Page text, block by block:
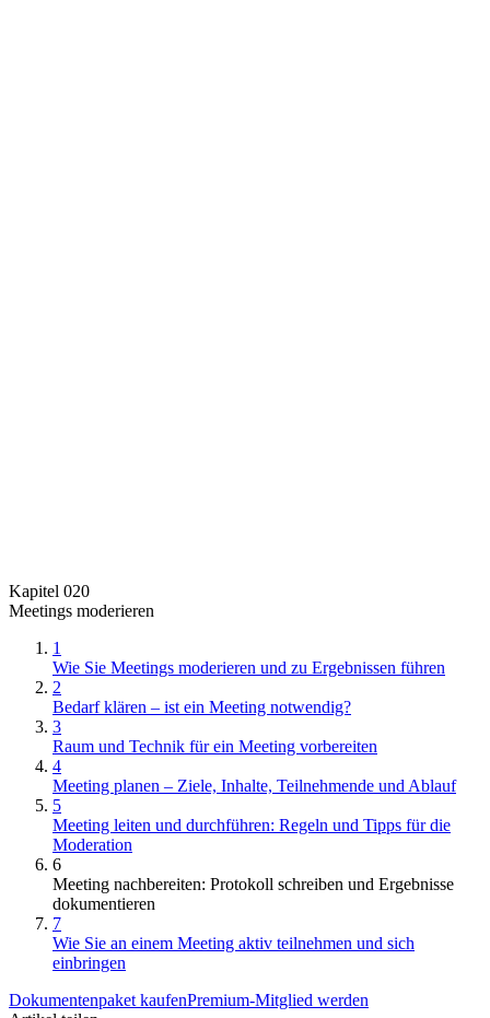
Kapitel 020
Meetings moderieren
1
Wie Sie Meetings moderieren und zu Ergebnissen führen
2
Bedarf klären – ist ein Meeting notwendig?
3
Raum und Technik für ein Meeting vorbereiten
4
Meeting planen – Ziele, Inhalte, Teilnehmende und Ablauf
5
Meeting leiten und durchführen: Regeln und Tipps für die
Moderation
6
Meeting nachbereiten: Protokoll schreiben und Ergebnisse
dokumentieren
7
Wie Sie an einem Meeting aktiv teilnehmen und sich
einbringen
Dokumentenpaket kaufenPremium-Mitglied werden